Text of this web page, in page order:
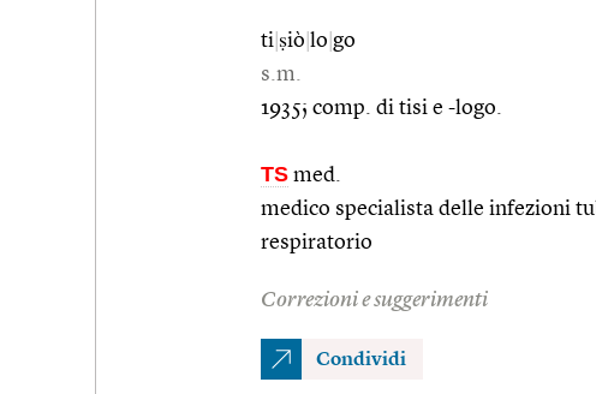
ti ṣiò lo go
s.m.
1935; comp. di tisi e -logo.
TS med.
medico specialista delle infezioni
respiratorio
Correzioni e suggerimenti
Condividi